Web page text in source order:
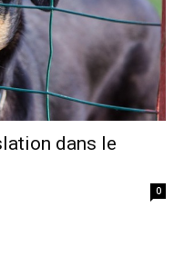
dans le
0